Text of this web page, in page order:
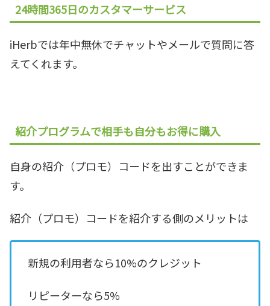
24時間365日のカスタマーサービス
iHerbでは年中無休でチャットやメールで質問に答
えてくれます。
紹介プログラムで相手も自分もお得に購入
自身の紹介（プロモ）コードを出すことができま
す。
紹介（プロモ）コードを紹介する側のメリットは
新規の利用者なら10%のクレジット
リピーターなら5%